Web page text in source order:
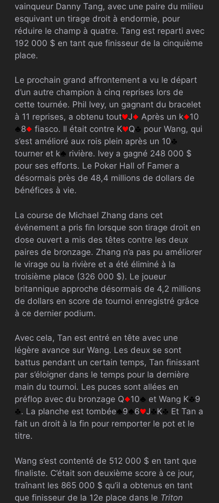
vainqueur Danny Tang, avec une paire du milieu
esquivant un tirage droit à endormie, pour
réduire le champ à quatre. Tang est reparti avec
192 000 $ en tant que finisseur de la cinquième
place.
Le prochain grand affrontement a vu le départ
d’un autre champion à cinq reprises lors de
cette tournée. Phil Ivey, un gagnant du bracelet
à 11 reprises, a obtenu tout
J Après un k
10
8
fiasco. Il était contre K Q
pour Wang, qui
s’est amélioré aux rois plein après un 10
tourner et k
rivière. Ivey a gagné 248 000 $
pour ses efforts. Le Poker Hall of Famer a
désormais près de 48,4 millions de dollars de
bénéfices à vie.
La course de Michael Zhang dans cet
événement a pris fin lorsque son tirage droit en
dose ouvert a mis des têtes contre les deux
paires de bronzage. Zhang n’a pas pu améliorer
le virage ou la rivière et a été éliminé à la
troisième place (326 000 $). Le joueur
britannique approche désormais de 4,2 millions
de dollars en score de tournoi enregistré grâce
à ce dernier podium.
Avec cela, Tan est entré en tête avec une
légère avance sur Wang. Les deux se sont
battus pendant un certain temps, Tan finissant
par s’éloigner dans le temps pour la dernière
main du tournoi. Les puces sont allées en
préflop avec du bronzage Q
10 et Wang K
9
. La planche est tombée
9 6 J K
Et Tan a
fait un droit à la fin pour remporter le pot et le
titre.
Wang s’est contenté de 512 000 $ en tant que
finaliste. C’était son deuxième score à ce jour,
traînant les 865 000 $ qu’il a obtenus en tant
que finisseur de la 12e place dans le Triton